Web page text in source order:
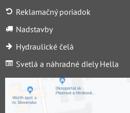
Reklamačný poriadok
Nadstavby
Hydraulické čelá
Svetlá a náhradné diely Hella